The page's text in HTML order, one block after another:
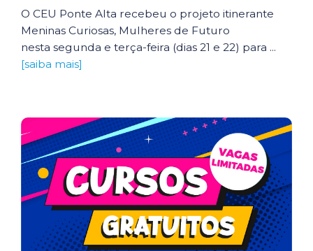
O CEU Ponte Alta recebeu o projeto itinerante
Meninas Curiosas, Mulheres de Futuro
nesta segunda e terça-feira (dias 21 e 22) para ...
[saiba mais]